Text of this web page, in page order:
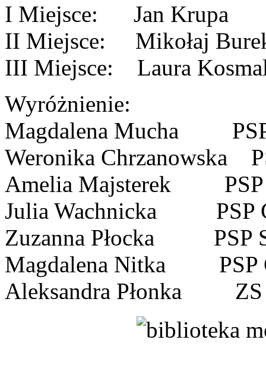
I Miejsce: Jan Krupa
II Miejsce: Mikołaj
III Miejsce: Laura
Wyróżnienie:
Magdalena Mucha
Weronika Chrzanowska
Amelia Majsterek PSP
Julia Wachnicka PSP
Zuzanna Płocka PSP
Magdalena Nitka PSP
Aleksandra Płonka ZS